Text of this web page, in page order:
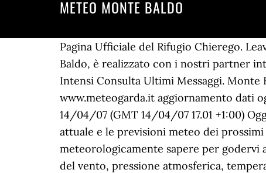
METEO MONTE BALDO
Pagina Ufficiale del Rifugio Chierego.
Baldo, è realizzato con i nostri partner
Intensi Consulta Ultimi Messaggi. Monte
www.meteogarda.it aggiornamento dati
14/04/07 (GMT 14/04/07 17.01 +1:00)
attuale e le previsioni meteo dei
meteorologicamente sapere per godervi
del vento, pressione atmosferica,